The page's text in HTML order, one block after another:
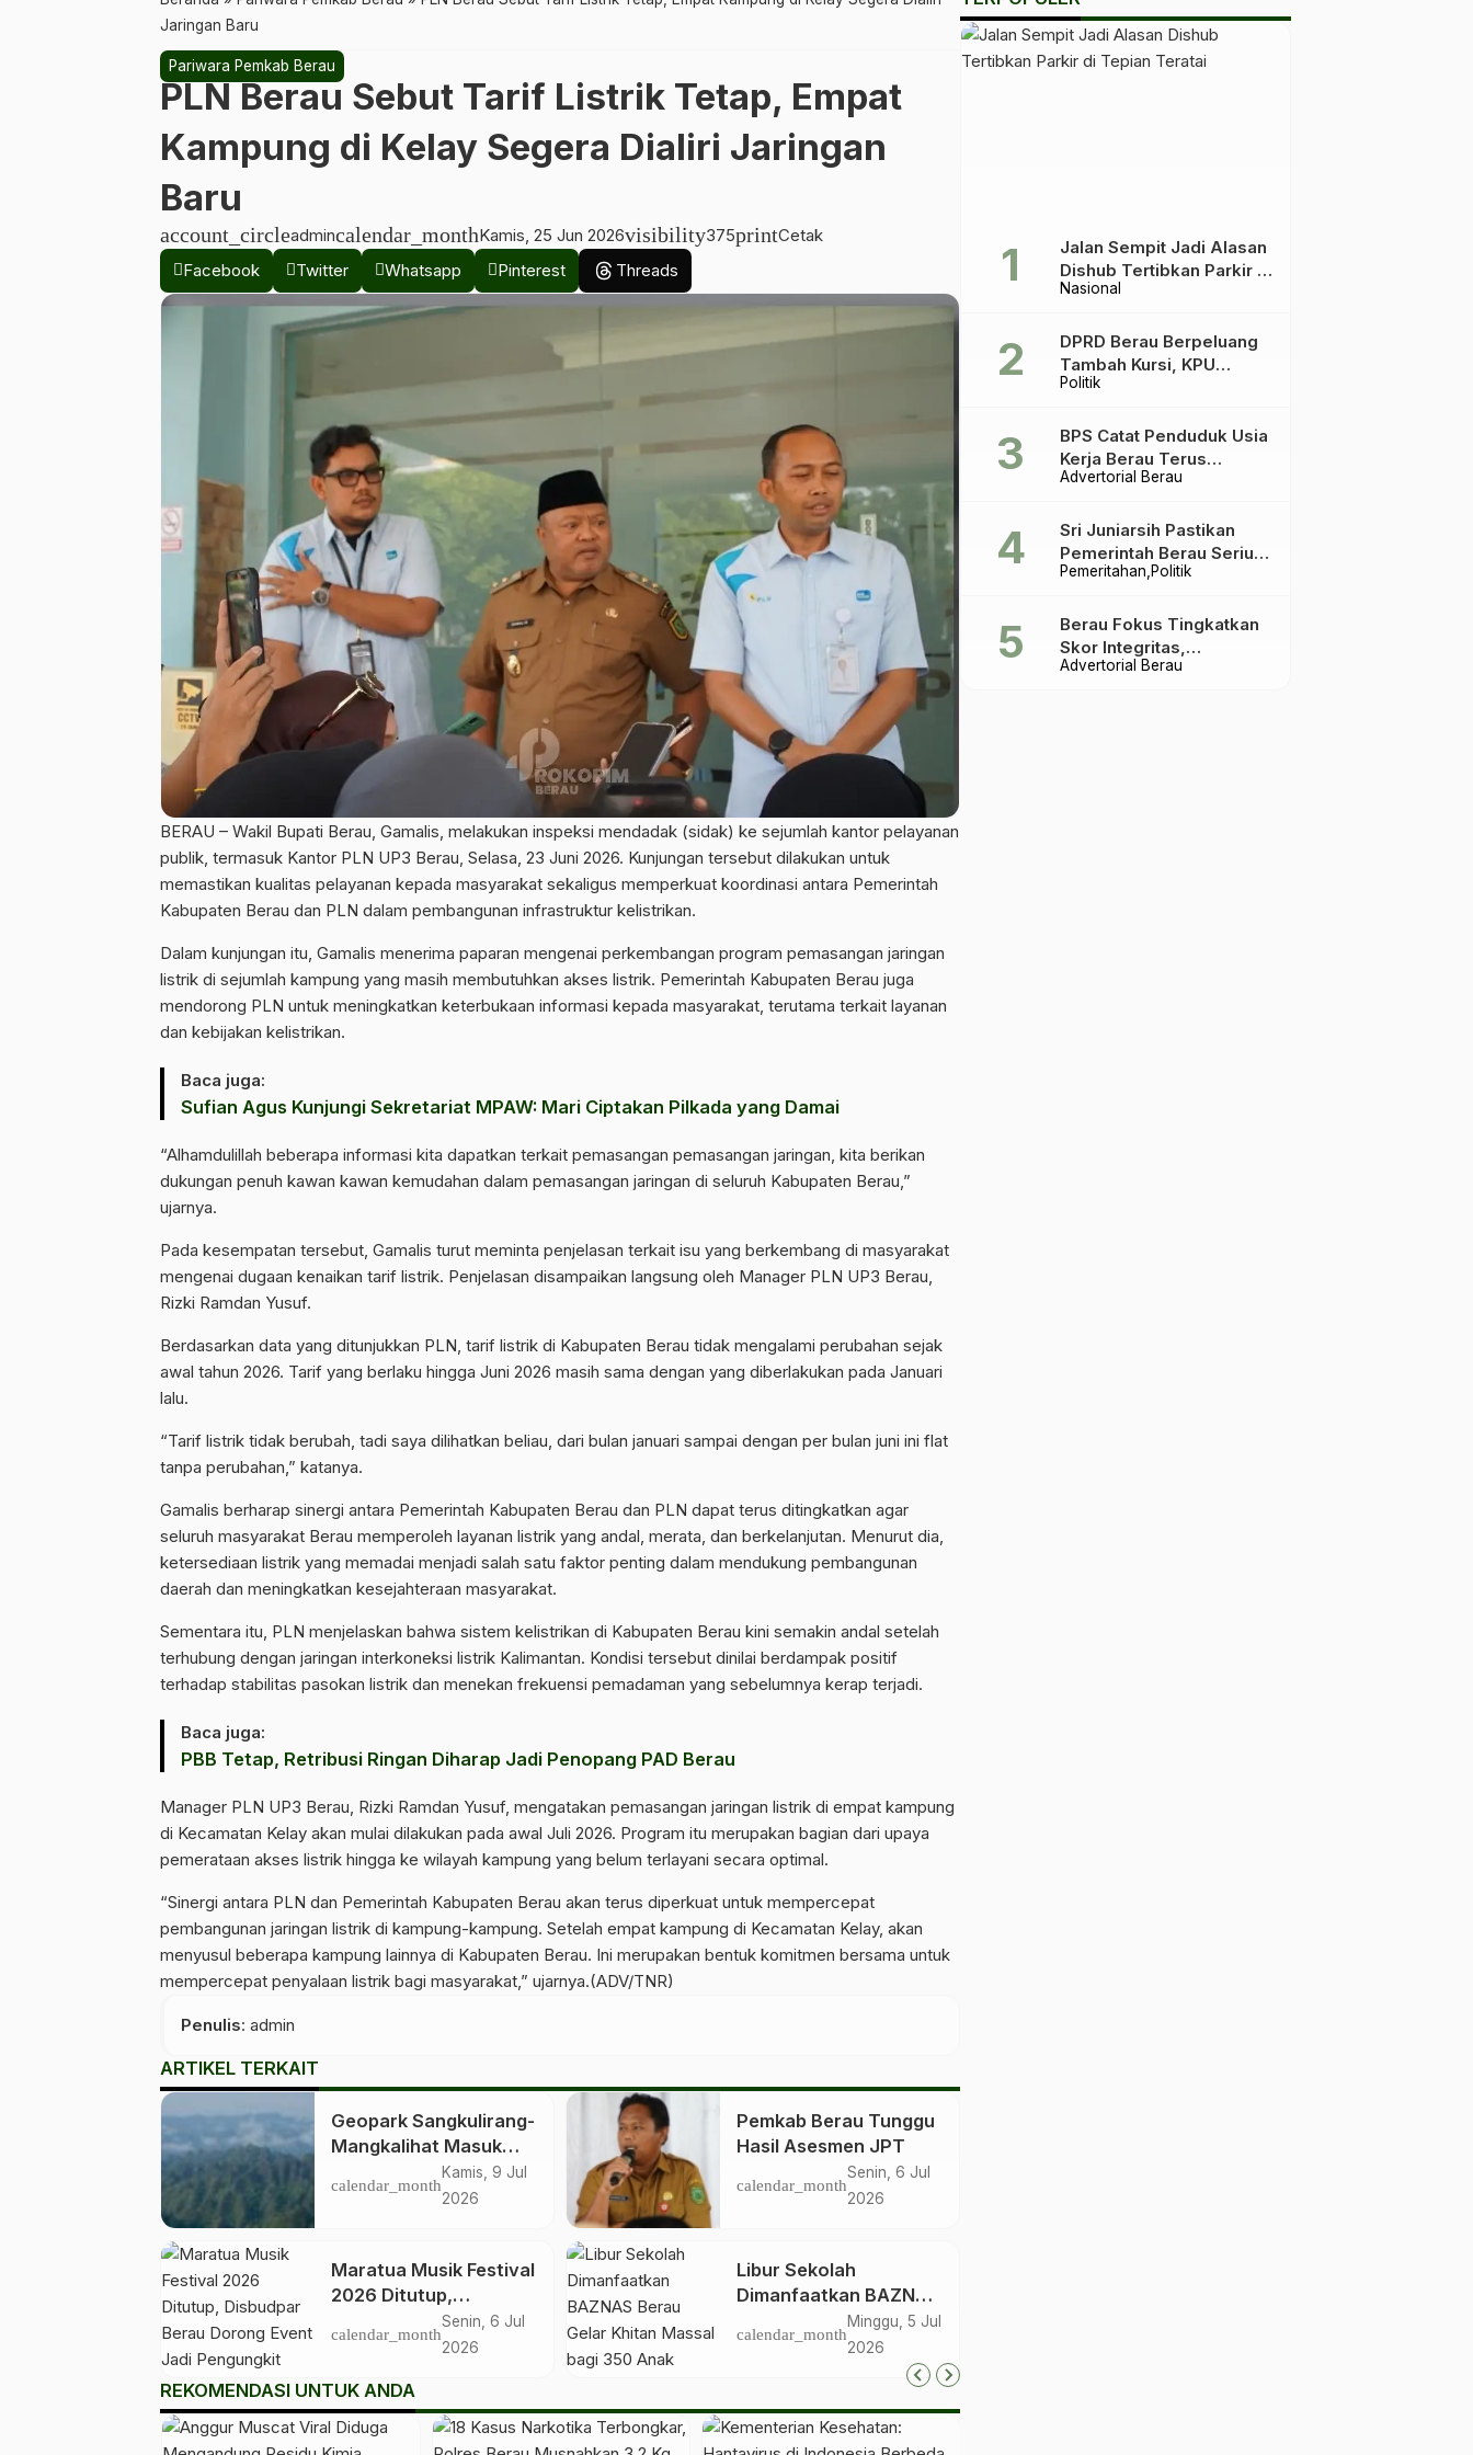
Jaringan Baru
Pariwara Pemkab Berau
PLN Berau Sebut Tarif Listrik Tetap, Empat
Kampung di Kelay Segera Dialiri Jaringan
Baru
account_circleadmincalendar_monthKamis, 25 Jun 2026visibility375printCetak
Facebook
Twitter Whatsapp Pinterest Threads
BERAU – Wakil Bupati Berau, Gamalis, melakukan inspeksi mendadak (sidak) ke sejumlah kantor pelayanan
publik, termasuk Kantor PLN UP3 Berau, Selasa, 23 Juni 2026. Kunjungan tersebut dilakukan untuk
memastikan kualitas pelayanan kepada masyarakat sekaligus memperkuat koordinasi antara Pemerintah
Kabupaten Berau dan PLN dalam pembangunan infrastruktur kelistrikan.
Dalam kunjungan itu, Gamalis menerima paparan mengenai perkembangan program pemasangan jaringan
listrik di sejumlah kampung yang masih membutuhkan akses listrik. Pemerintah Kabupaten Berau juga
mendorong PLN untuk meningkatkan keterbukaan informasi kepada masyarakat, terutama terkait layanan
dan kebijakan kelistrikan.
Baca juga:
Sufian Agus Kunjungi Sekretariat MPAW: Mari Ciptakan Pilkada yang Damai
“Alhamdulillah beberapa informasi kita dapatkan terkait pemasangan pemasangan jaringan, kita berikan
dukungan penuh kawan kawan kemudahan dalam pemasangan jaringan di seluruh Kabupaten Berau,”
ujarnya.
Pada kesempatan tersebut, Gamalis turut meminta penjelasan terkait isu yang berkembang di masyarakat
mengenai dugaan kenaikan tarif listrik. Penjelasan disampaikan langsung oleh Manager PLN UP3 Berau,
Rizki Ramdan Yusuf.
Berdasarkan data yang ditunjukkan PLN, tarif listrik di Kabupaten Berau tidak mengalami perubahan sejak
awal tahun 2026. Tarif yang berlaku hingga Juni 2026 masih sama dengan yang diberlakukan pada Januari
lalu.
“Tarif listrik tidak berubah, tadi saya dilihatkan beliau, dari bulan januari sampai dengan per bulan juni ini flat
tanpa perubahan,” katanya.
Gamalis berharap sinergi antara Pemerintah Kabupaten Berau dan PLN dapat terus ditingkatkan agar
seluruh masyarakat Berau memperoleh layanan listrik yang andal, merata, dan berkelanjutan. Menurut dia,
ketersediaan listrik yang memadai menjadi salah satu faktor penting dalam mendukung pembangunan
daerah dan meningkatkan kesejahteraan masyarakat.
Sementara itu, PLN menjelaskan bahwa sistem kelistrikan di Kabupaten Berau kini semakin andal setelah
terhubung dengan jaringan interkoneksi listrik Kalimantan. Kondisi tersebut dinilai berdampak positif
terhadap stabilitas pasokan listrik dan menekan frekuensi pemadaman yang sebelumnya kerap terjadi.
Baca juga:
PBB Tetap, Retribusi Ringan Diharap Jadi Penopang PAD Berau
Manager PLN UP3 Berau, Rizki Ramdan Yusuf, mengatakan pemasangan jaringan listrik di empat kampung
di Kecamatan Kelay akan mulai dilakukan pada awal Juli 2026. Program itu merupakan bagian dari upaya
pemerataan akses listrik hingga ke wilayah kampung yang belum terlayani secara optimal.
“Sinergi antara PLN dan Pemerintah Kabupaten Berau akan terus diperkuat untuk mempercepat
pembangunan jaringan listrik di kampung-kampung. Setelah empat kampung di Kecamatan Kelay, akan
menyusul beberapa kampung lainnya di Kabupaten Berau. Ini merupakan bentuk komitmen bersama untuk
mempercepat penyalaan listrik bagi masyarakat,” ujarnya.(ADV/TNR)
Penulis: admin
ARTIKEL TERKAIT
Geopark Sangkulirang-
Mangkalihat Masuk
Tahap Verifikasi
Lapangan untuk
calendar_month
Kamis, 9 Jul
2026
Pemkab Berau Tunggu
Hasil Asesmen JPT
calendar_month
Senin, 6 Jul
2026
Maratua Musik Festival
2026 Ditutup,
Disbudpar Berau
Dorong Event Jadi
calendar_month
Senin, 6 Jul
2026
Libur Sekolah
Dimanfaatkan BAZNAS
Berau Gelar Khitan
Massal bagi 350 Anak
calendar_month
Minggu, 5 Jul
2026
REKOMENDASI UNTUK ANDA
Nasional
Jalan Sempit Jadi Alasan
Dishub Tertibkan Parkir di
Tepian Teratai
Politik
DPRD Berau Berpeluang
Tambah Kursi, KPU
Ingatkan Acuannya UU
Advertorial Berau
BPS Catat Penduduk Usia
Kerja Berau Terus
Meningkat Dua Tahun
Pemeritahan Politik
Sri Juniarsih Pastikan
Pemerintah Berau Serius
Tangani Reboisasi dan
Advertorial Berau
Berau Fokus Tingkatkan
Skor Integritas,
Rekomendasi KPK Jadi